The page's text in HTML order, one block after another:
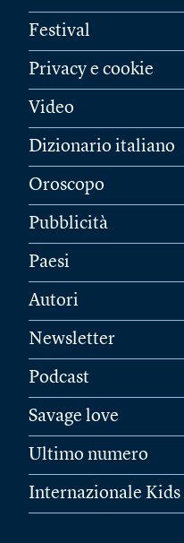
Festival
Privacy e cookie
Video
Dizionario italiano
Oroscopo
Pubblicità
Paesi
Autori
Newsletter
Podcast
Savage love
Ultimo numero
Internazionale Kids